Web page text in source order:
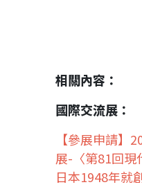
相關內容：
國際交流展：
【參展申請】
展-〈第81回現
日本1948年就